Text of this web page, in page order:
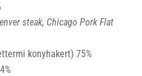
steak, Chicago Pork Flat
konyhakert) 75%